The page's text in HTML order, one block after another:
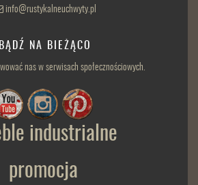
info@rustykalneuchwyty.pl
BĄDŹ NA BIEŻĄCO
nas w serwisach społecznościowych.